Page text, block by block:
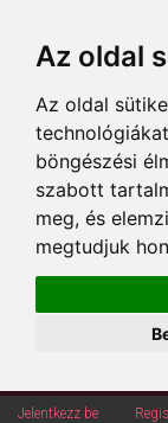
Az oldal
Az oldal
böngészési
szabott
meg, és
megtudjuk
Jelentkezz be